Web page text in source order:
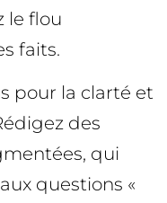
le flou
faits.
pour la clarté et
des
qui
questions «